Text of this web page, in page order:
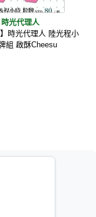
時光代理人
】時光代理人 陸光程小
組 啟酥Cheesu